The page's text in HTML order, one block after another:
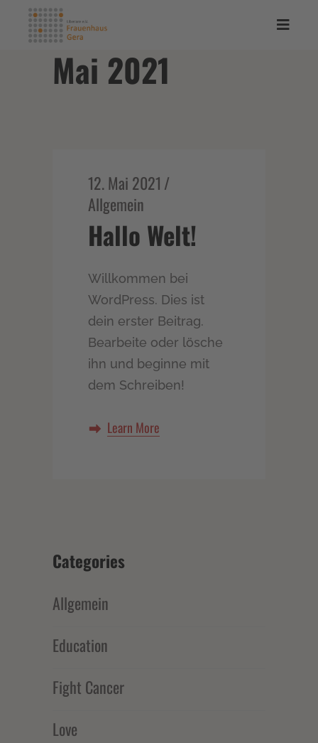
Mai 2021
12. Mai 2021
Allgemein
Hallo Welt!
Willkommen bei
WordPress. Dies ist
dein erster Beitrag.
Bearbeite oder lösche
ihn und beginne mit
dem Schreiben!
Learn More
Categories
Allgemein
Education
Fight Cancer
Love